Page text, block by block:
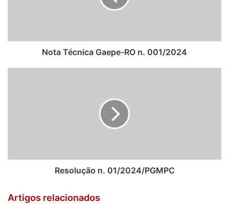
mandatos se estenderão até 31 de dezembro de 2025.
pelo Desembargador Raduan Miguel Filho, Presidente do
Ainda durante a visita, foram tratadas questões referentes
à possibilidade de realização de ações e projetos em
conjunto, nas respectivas áreas de atuação das
Nota Técnica Gaepe-RO n. 001/2024
Resolução n. 01/2024/PGMPC
Artigos relacionados